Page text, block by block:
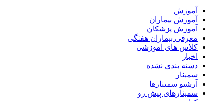
آموزش
آموزش بیماران
آموزش پزشکان
معرفی بیماران هفتگی
کلاس های آموزشی
اخبار
دسته بندی نشده
سمینار
آرشیو سمینارها
سمینارهای پیش رو